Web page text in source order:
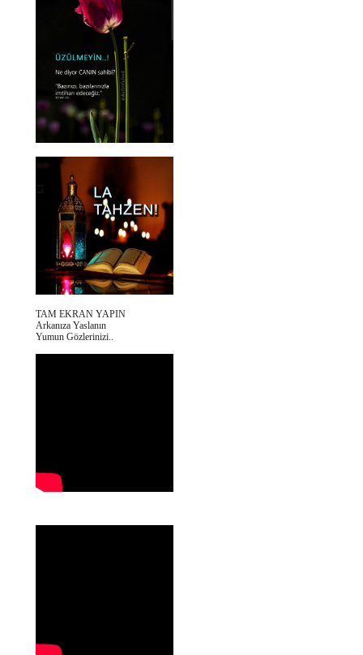
TAM EKRAN YAPIN
Arkanıza Yaslanın
Yumun Gözlerinizi..